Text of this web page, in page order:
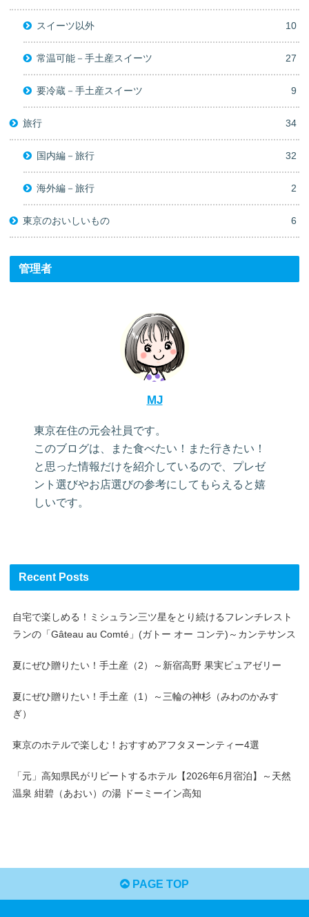
スイーツ以外 10
常温可能－手土産スイーツ 27
要冷蔵－手土産スイーツ 9
旅行 34
国内編－旅行 32
海外編－旅行 2
東京のおいしいもの 6
管理者
MJ
東京在住の元会社員です。
このブログは、また食べたい！また行きたい！
と思った情報だけを紹介しているので、プレゼ
ント選びやお店選びの参考にしてもらえると嬉
しいです。
Recent Posts
自宅で楽しめる！ミシュラン三ツ星をとり続けるフレンチレスト
ランの「Gâteau au Comté」(ガトー オー コンテ)～カンテサンス
夏にぜひ贈りたい！手土産（2）～新宿高野 果実ピュアゼリー
夏にぜひ贈りたい！手土産（1）～三輪の神杉（みわのかみす
ぎ）
東京のホテルで楽しむ！おすすめアフタヌーンティー4選
「元」高知県民がリピートするホテル【2026年6月宿泊】～天然
温泉 紺碧（あおい）の湯 ドーミーイン高知
PAGE TOP